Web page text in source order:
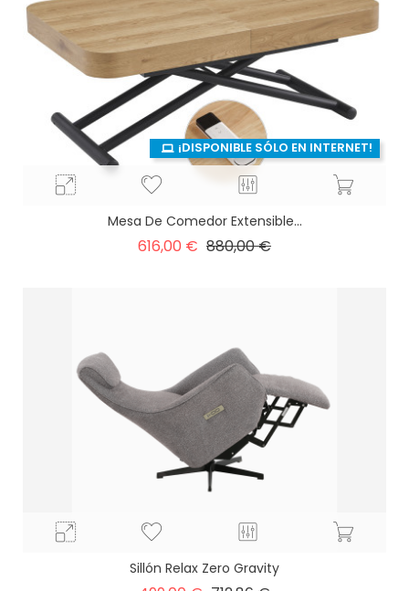
¡DISPONIBLE SÓLO EN INTERNET!
Mesa De Comedor Extensible...
616,00 € Precio
880,00 €Precio
Sillón Relax Zero Gravity